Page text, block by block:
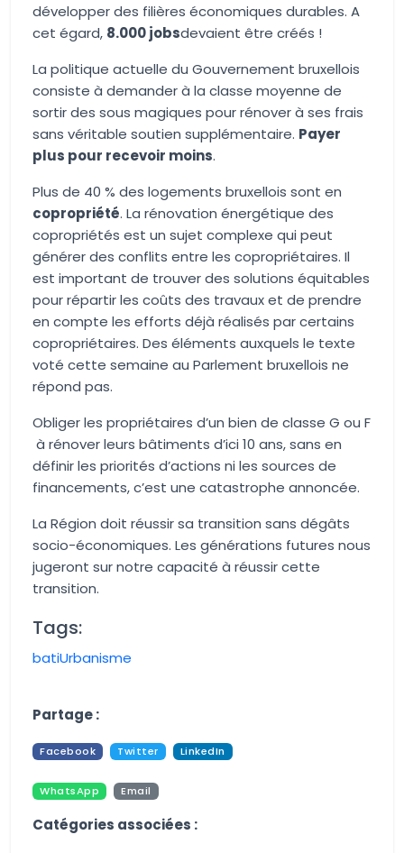
développer des filières économiques durables. A
cet égard, 8.000 jobsdevaient être créés !
La politique actuelle du Gouvernement bruxellois
consiste à demander à la classe moyenne de
sortir des sous magiques pour rénover à ses frais
sans véritable soutien supplémentaire. Payer
plus pour recevoir moins.
Plus de 40 % des logements bruxellois sont en
copropriété. La rénovation énergétique des
copropriétés est un sujet complexe qui peut
générer des conflits entre les copropriétaires. Il
est important de trouver des solutions équitables
pour répartir les coûts des travaux et de prendre
en compte les efforts déjà réalisés par certains
copropriétaires. Des éléments auxquels le texte
voté cette semaine au Parlement bruxellois ne
répond pas.
Obliger les propriétaires d’un bien de classe G ou F
à rénover leurs bâtiments d’ici 10 ans, sans en
définir les priorités d’actions ni les sources de
financements, c’est une catastrophe annoncée.
La Région doit réussir sa transition sans dégâts
socio-économiques. Les générations futures nous
jugeront sur notre capacité à réussir cette
transition.
Tags:
batiUrbanisme
Partage :
Facebook Twitter LinkedIn
WhatsApp Email
Catégories associées :